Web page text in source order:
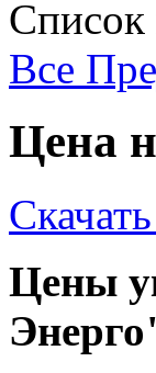
Список
Все
Цена
Цены